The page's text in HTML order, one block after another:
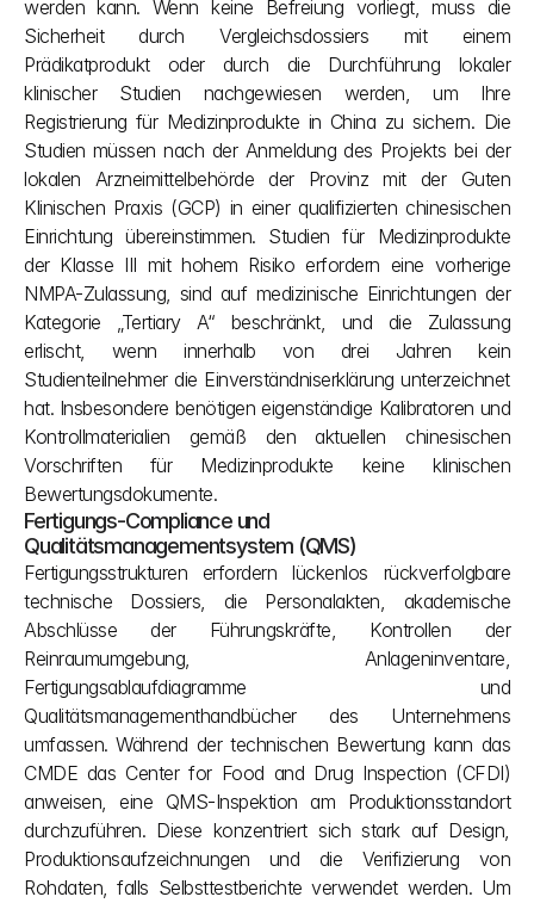
werden kann. Wenn keine Befreiung vorliegt, muss die
Sicherheit durch Vergleichsdossiers mit einem
Prädikatprodukt oder durch die Durchführung lokaler
klinischer Studien nachgewiesen werden, um Ihre
Registrierung für Medizinprodukte in China zu sichern. Die
Studien müssen nach der Anmeldung des Projekts bei der
lokalen Arzneimittelbehörde der Provinz mit der Guten
Klinischen Praxis (GCP) in einer qualifizierten chinesischen
Einrichtung übereinstimmen. Studien für Medizinprodukte
der Klasse III mit hohem Risiko erfordern eine vorherige
NMPA-Zulassung, sind auf medizinische Einrichtungen der
Kategorie „Tertiary A“ beschränkt, und die Zulassung
erlischt, wenn innerhalb von drei Jahren kein
Studienteilnehmer die Einverständniserklärung unterzeichnet
hat. Insbesondere benötigen eigenständige Kalibratoren und
Kontrollmaterialien gemäß den aktuellen chinesischen
Vorschriften für Medizinprodukte keine klinischen
Bewertungsdokumente.
Fertigungs-Compliance und
Qualitätsmanagementsystem (QMS)
Fertigungsstrukturen erfordern lückenlos rückverfolgbare
technische Dossiers, die Personalakten, akademische
Abschlüsse der Führungskräfte, Kontrollen der
Reinraumumgebung, Anlageninventare,
Fertigungsablaufdiagramme und
Qualitätsmanagementhandbücher des Unternehmens
umfassen. Während der technischen Bewertung kann das
CMDE das Center for Food and Drug Inspection (CFDI)
anweisen, eine QMS-Inspektion am Produktionsstandort
durchzuführen. Diese konzentriert sich stark auf Design,
Produktionsaufzeichnungen und die Verifizierung von
Rohdaten, falls Selbsttestberichte verwendet werden. Um